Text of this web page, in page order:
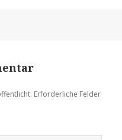
Erforderliche Felder